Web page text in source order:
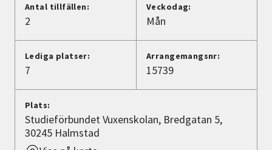
Lyssna
Antal tillfällen:
2
Veckodag:
Mån
Lediga platser:
7
Arrangemangsnr:
15739
Plats:
Studieförbundet Vuxenskolan, Bredgatan 5,
30245 Halmstad